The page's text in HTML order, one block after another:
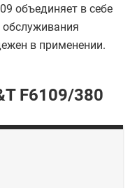
объединяет в себе
в применении.
F6109/380